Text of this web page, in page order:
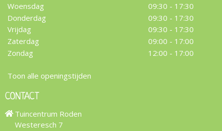
Woensdag
09:30 - 17:30
Donderdag
09:30 - 17:30
Vrijdag
09:30 - 17:30
Zaterdag
09:00 - 17:00
Zondag
12:00 - 17:00
Toon alle openingstijden
CONTACT
Tuincentrum Roden
Westeresch 7